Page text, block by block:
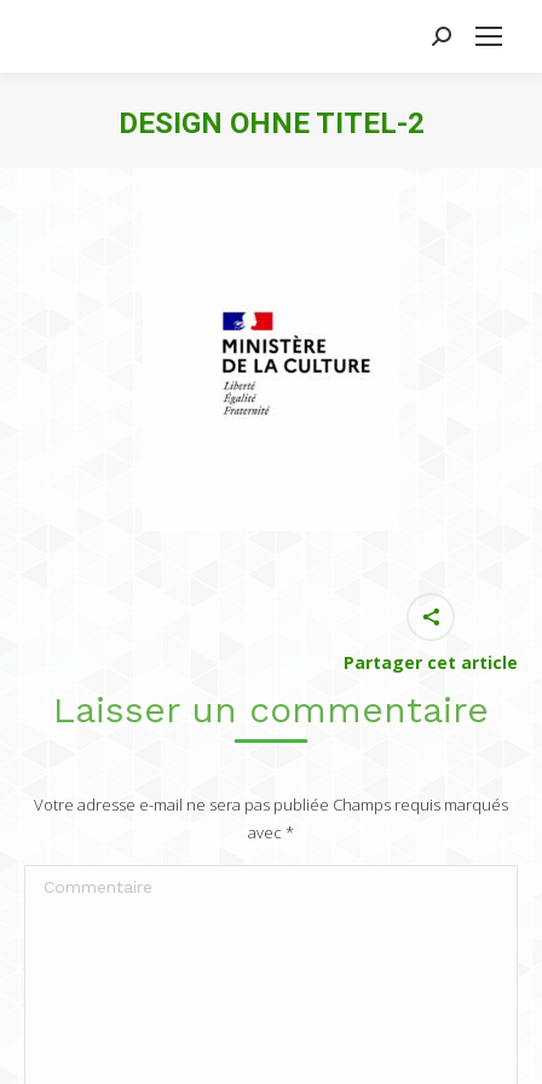
Search:
DESIGN OHNE TITEL-2
Partager cet article
Laisser un commentaire
Votre adresse e-mail ne sera pas publiée Champs requis marqués
avec *
Commentaire